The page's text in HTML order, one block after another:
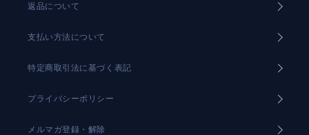
返品について
支払い方法について
特定商取引法に基づく表記
プライバシーポリシー
メルマガ登録・解除